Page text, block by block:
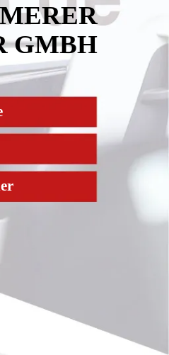
GMBH